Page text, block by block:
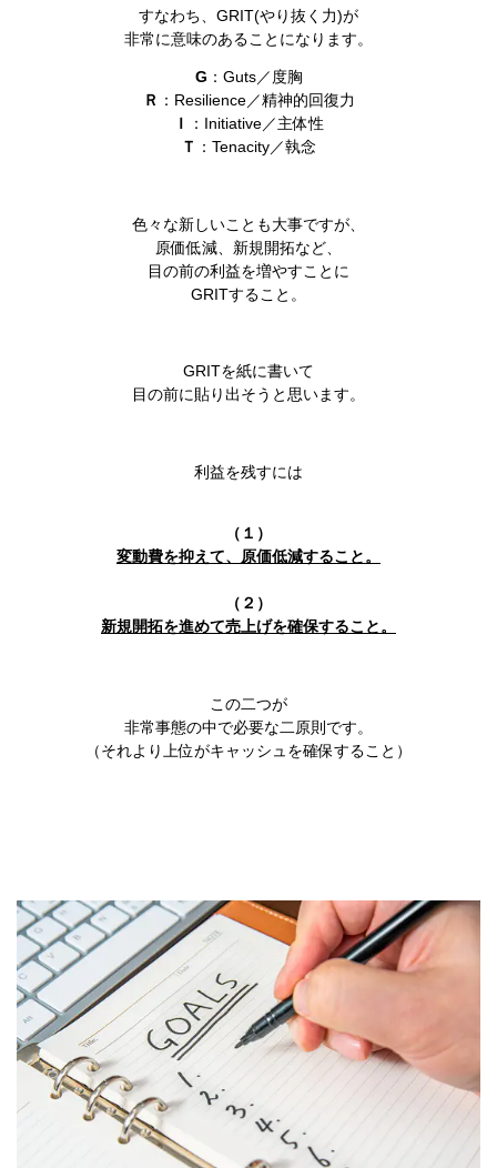
すなわち、GRIT(やり抜く力)が
非常に意味のあることになります。
G ：Guts／度胸
Ｒ ：Resilience／精神的回復力
：Initiative／主体性
Ｔ ：Tenacity／執念
色々な新しいことも大事ですが、
原価低減、新規開拓など、
目の前の利益を増やすことに
GRITすること。
GRITを紙に書いて
目の前に貼り出そうと思います。
利益を残すには
（１）
変動費を抑えて、原価低減すること。
（２）
新規開拓を進めて売上げを確保すること。
この二つが
非常事態の中で必要な二原則です。
（それより上位がキャッシュを確保すること）